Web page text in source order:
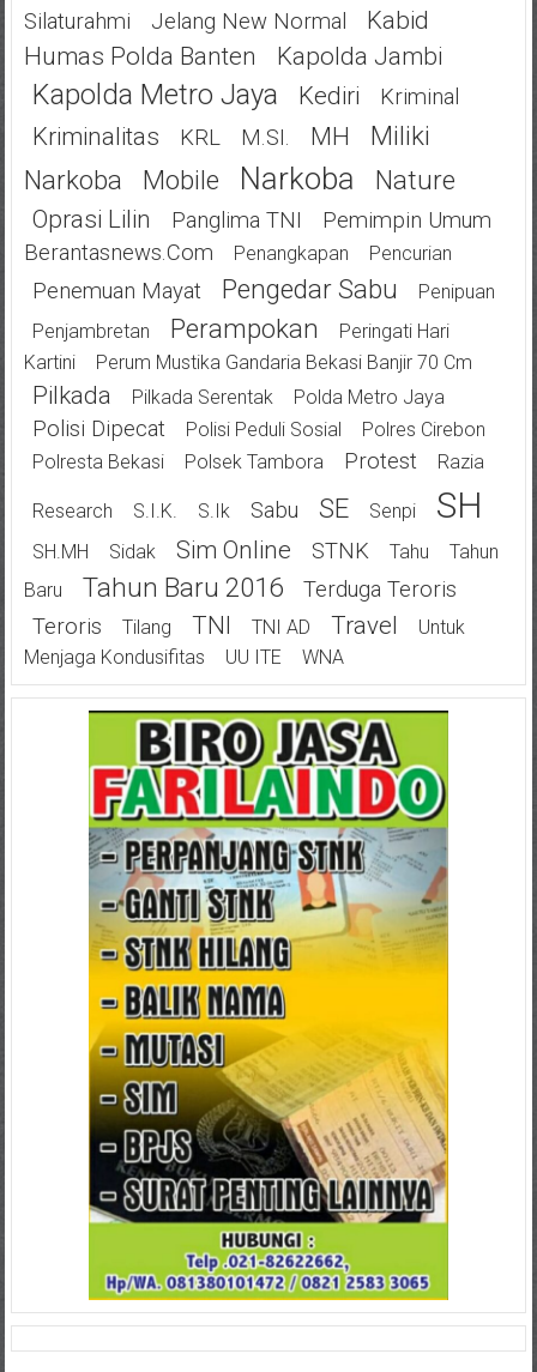
Silaturahmi
Jelang New Normal
Kabid
Humas Polda Banten
Kapolda Jambi
Kapolda Metro Jaya Kediri Kriminal
Kriminalitas KRL M.SI. MH
Miliki
Narkoba
Mobile Narkoba Nature
Oprasi Lilin Panglima TNI
Pemimpin Umum
Berantasnews.com
Penangkapan Pencurian
Penemuan Mayat Pengedar Sabu
Penipuan
Penjambretan
Perampokan
Peringati Hari
Kartini
Perum Mustika Gandaria Bekasi Banjir 70 Cm
Pilkada Pilkada Serentak Polda Metro Jaya
Polisi Dipecat Polisi Peduli Sosial
Polres Cirebon
Polresta Bekasi
Polsek Tambora Protest Razia
Research S.I.K. S.Ik Sabu SE Senpi SH
SH.MH Sidak Sim Online STNK Tahu
Tahun
Baru
Tahun Baru 2016
Terduga Teroris
Teroris
Tilang TNI TNI AD Travel
Untuk
Menjaga Kondusifitas
UU ITE WNA